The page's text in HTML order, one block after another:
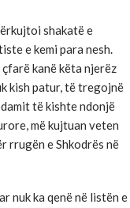
shakatë e
e kemi para nesh.
kanë këta njerëz
kish patur, të tregojnë
të kishte ndonjë
më kujtuan veten
rrugën e Shkodrës në
nuk ka qenë në listën e